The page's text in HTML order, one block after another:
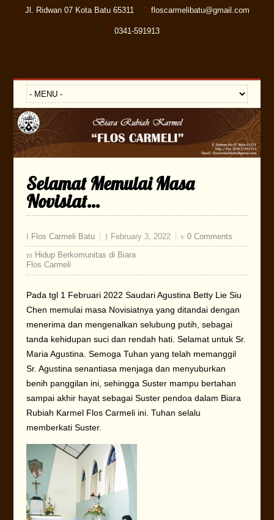
Jl. Ridwan 07 Kota Batu 65311 floscarmelibatu@gmail.com
0341-591913
Selamat Memulai Masa
Novisiat…
Flos Carmeli Batu February 3, 2022
0 Comments
Hidup Berkomunitas di Biara
Flos Carmeli
Pada tgl 1 Februari 2022 Saudari Agustina Betty Lie Siu
Chen memulai masa Novisiatnya yang ditandai dengan
menerima dan mengenalkan selubung putih, sebagai
tanda kehidupan suci dan rendah hati. Selamat untuk Sr.
Maria Agustina. Semoga Tuhan yang telah memanggil
Sr. Agustina senantiasa menjaga dan menyuburkan
benih panggilan ini, sehingga Suster mampu bertahan
sampai akhir hayat sebagai Suster pendoa dalam Biara
Rubiah Karmel Flos Carmeli ini. Tuhan selalu
memberkati Suster.